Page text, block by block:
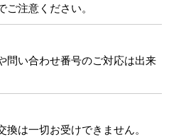
注意ください。
問い合わせ番号のご対応は出来
は一切お受けできません。